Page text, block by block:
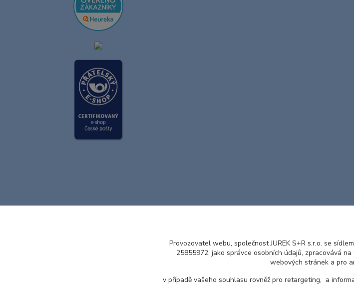
Provozovatel webu, společnost JUREK S+R s.r.o. se
25855972, jako správce osobních údajů, zpracovává
webových stránek a pro
v případě vašeho souhlasu rovněž pro retargeting, a